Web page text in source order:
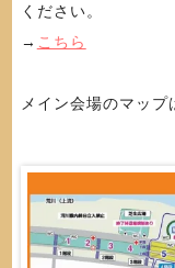
ください。
→ こちら
メイン会場のマップ